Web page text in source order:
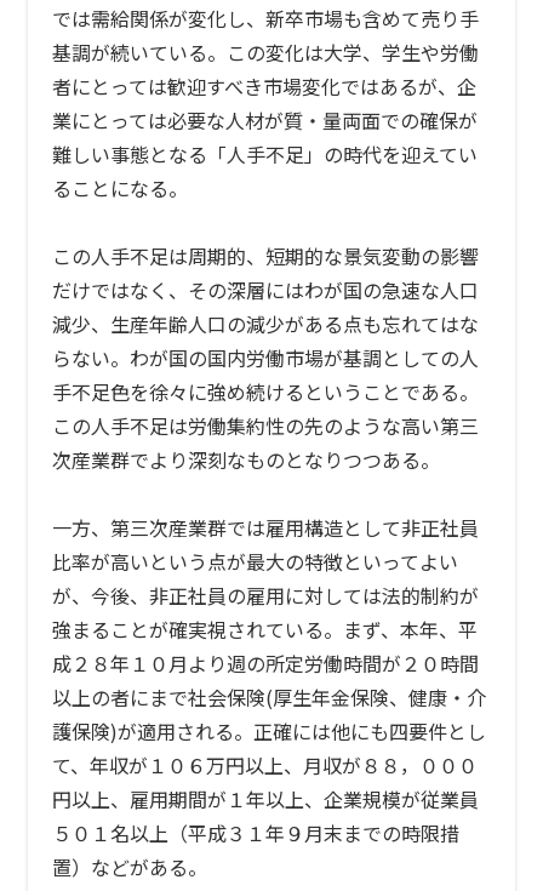
では需給関係が変化し、新卒市場も含めて売り手
基調が続いている。この変化は大学、学生や労働
者にとっては歓迎すべき市場変化ではあるが、企
業にとっては必要な人材が質・量両面での確保が
難しい事態となる「人手不足」の時代を迎えてい
ることになる。
この人手不足は周期的、短期的な景気変動の影響
だけではなく、その深層にはわが国の急速な人口
減少、生産年齢人口の減少がある点も忘れてはな
らない。わが国の国内労働市場が基調としての人
手不足色を徐々に強め続けるということである。
この人手不足は労働集約性の先のような高い第三
次産業群でより深刻なものとなりつつある。
一方、第三次産業群では雇用構造として非正社員
比率が高いという点が最大の特徴といってよい
が、今後、非正社員の雇用に対しては法的制約が
強まることが確実視されている。まず、本年、平
成２８年１０月より週の所定労働時間が２０時間
以上の者にまで社会保険(厚生年金保険、健康・介
護保険)が適用される。正確には他にも四要件とし
て、年収が１０６万円以上、月収が８８，０００
円以上、雇用期間が１年以上、企業規模が従業員
５０１名以上（平成３１年９月末までの時限措
置）などがある。